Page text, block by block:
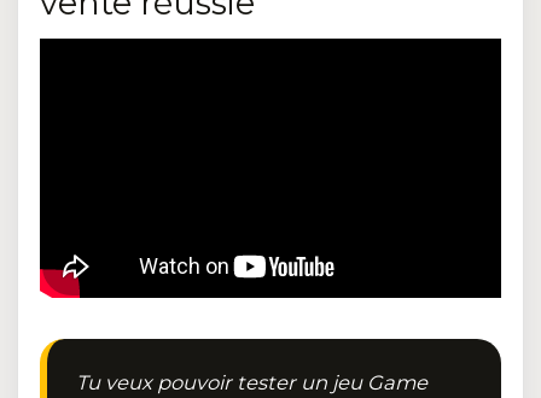
Tu veux pouvoir tester un jeu Game